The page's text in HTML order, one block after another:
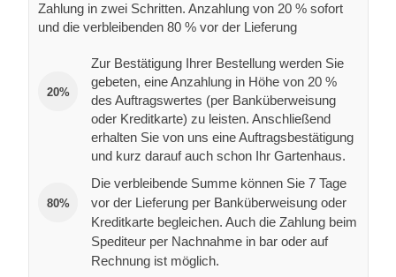
Zahlung in zwei Schritten. Anzahlung von 20 % sofort
und die verbleibenden 80 % vor der Lieferung
20%
Zur Bestätigung Ihrer Bestellung werden Sie
gebeten, eine Anzahlung in Höhe von 20 %
des Auftragswertes (per Banküberweisung
oder Kreditkarte) zu leisten. Anschließend
erhalten Sie von uns eine Auftragsbestätigung
und kurz darauf auch schon Ihr Gartenhaus.
80%
Die verbleibende Summe können Sie 7 Tage
vor der Lieferung per Banküberweisung oder
Kreditkarte begleichen. Auch die Zahlung beim
Spediteur per Nachnahme in bar oder auf
Rechnung ist möglich.